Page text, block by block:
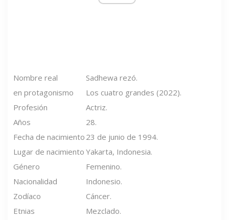
Nombre real
Sadhewa rezó.
en protagonismo
Los cuatro grandes (2022).
Profesión
Actriz.
Años
28.
Fecha de nacimiento 23 de junio de 1994.
Lugar de nacimiento Yakarta, Indonesia.
Género
Femenino.
Nacionalidad
Indonesio.
Zodíaco
Cáncer.
Etnias
Mezclado.